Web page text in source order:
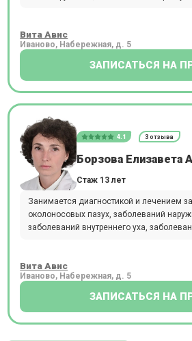
Вита Авис
Иваново, Набережная, д. 5
ЗАПИСАТЬСЯ НА
4.1 3 отзыва
Борзова Елизавета
Стаж 13 лет
Занимается диагностикой и лечением
околоносовых пазух, заболеваний
заболеваний внутреннего уха,
Вита Авис
Иваново, Набережная, д. 5
ЗАПИСАТЬСЯ НА